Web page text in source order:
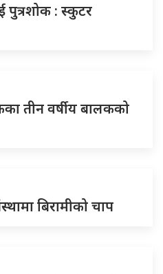
पुत्रशोक : स्कुटर
तीन वर्षीय बालकको
बिरामीको चाप